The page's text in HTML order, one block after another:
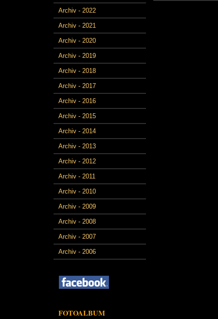
Archiv - 2022
Archiv - 2021
Archiv - 2020
Archiv - 2019
Archiv - 2018
Archiv - 2017
Archiv - 2016
Archiv - 2015
Archiv - 2014
Archiv - 2013
Archiv - 2012
Archiv - 2011
Archiv - 2010
Archiv - 2009
Archiv - 2008
Archiv - 2007
Archiv - 2006
FOTOALBUM